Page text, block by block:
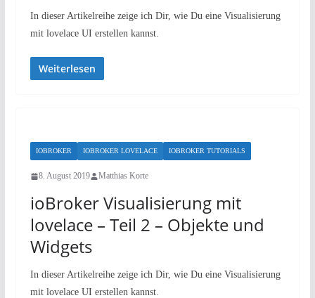
In dieser Artikelreihe zeige ich Dir, wie Du eine Visualisierung
mit lovelace UI erstellen kannst.
Weiterlesen
IOBROKER IOBROKER LOVELACE IOBROKER TUTORIALS
8. August 2019 Matthias Korte
ioBroker Visualisierung mit
lovelace – Teil 2 – Objekte und
Widgets
In dieser Artikelreihe zeige ich Dir, wie Du eine Visualisierung
mit lovelace UI erstellen kannst.